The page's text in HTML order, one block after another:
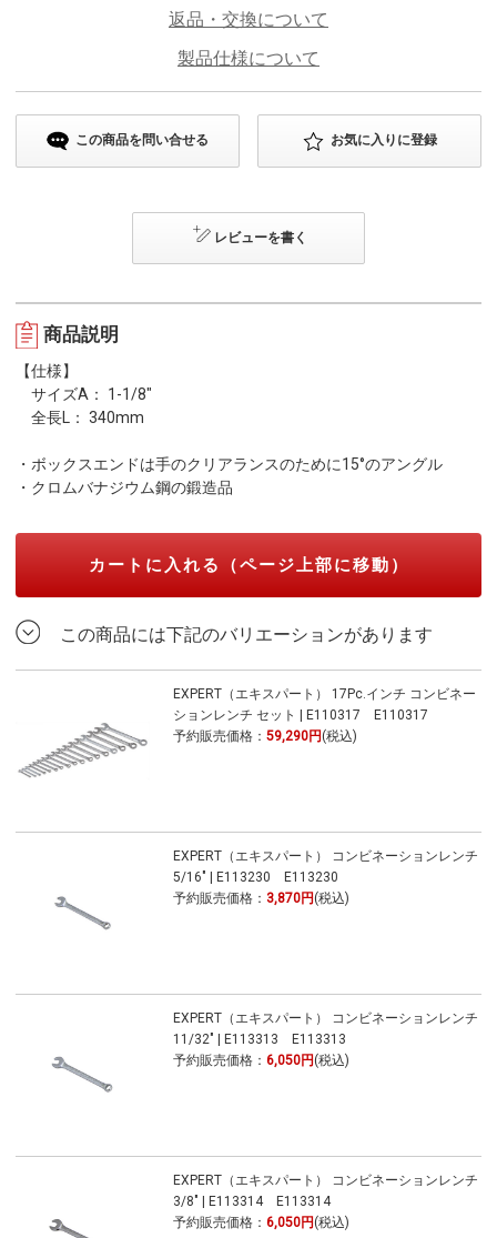
返品・交換について
製品仕様について
この商品を問い合せる お気に入りに登録
レビューを書く
商品説明
【仕様】
サイズA： 1-1/8"
全長L： 340mm
・ボックスエンドは手のクリアランスのために15°のアングル
・クロムバナジウム鋼の鍛造品
カートに入れる（ページ上部に移動）
この商品には下記のバリエーションがあります
EXPERT（エキスパート） 17Pc.インチ コンビネー
ションレンチ セット | E110317 E110317
予約販売価格： 59,290円 (税込)
EXPERT（エキスパート） コンビネーションレンチ
5/16" | E113230 E113230
予約販売価格： 3,870円 (税込)
EXPERT（エキスパート） コンビネーションレンチ
11/32" | E113313 E113313
予約販売価格： 6,050円 (税込)
EXPERT（エキスパート） コンビネーションレンチ
3/8" | E113314 E113314
予約販売価格： 6,050円 (税込)